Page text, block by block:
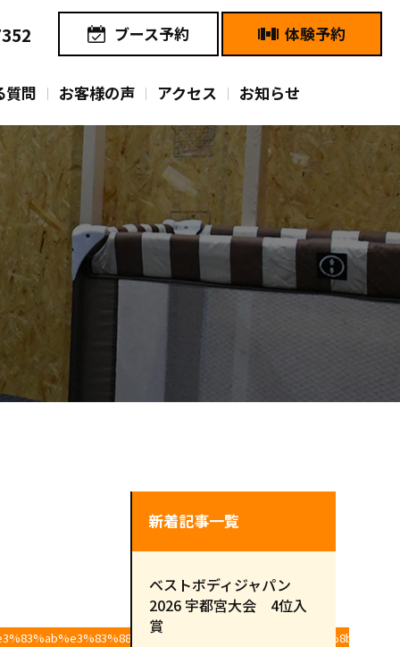
質問 お客様の声 アクセス お知らせ
ブース予約 体験予約
新着記事一覧
ベストボディジャパン
2026 宇都宮大会 4位入
賞